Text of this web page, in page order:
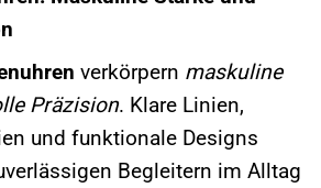
verkörpern maskuline
Präzision. Klare Linien,
und funktionale Designs
Begleitern im Alltag